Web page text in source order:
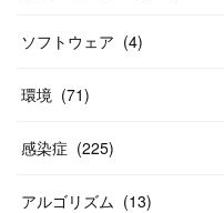
ソフトウェア (4)
環境 (71)
感染症 (225)
アルゴリズム (13)